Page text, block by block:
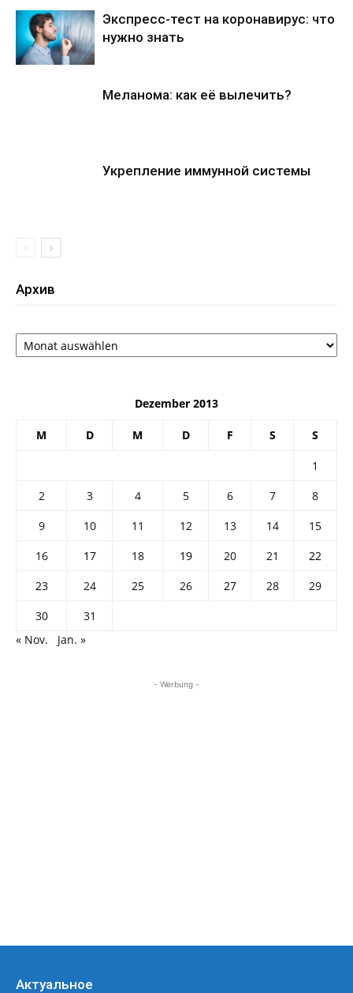
Экспресс-тест на коронавирус: что
нужно знать
Меланома: как её вылечить?
Укрепление иммунной системы
Архив
Архив
Dezember 2013
M D M D F S S
1
2
3 4 5 6 7
8
9
10 11 12 13 14
15
16
17 18 19 20 21
22
23
24 25 26 27 28
29
30
31
« Nov.
Jan. »
- Werbung -
Актуальное